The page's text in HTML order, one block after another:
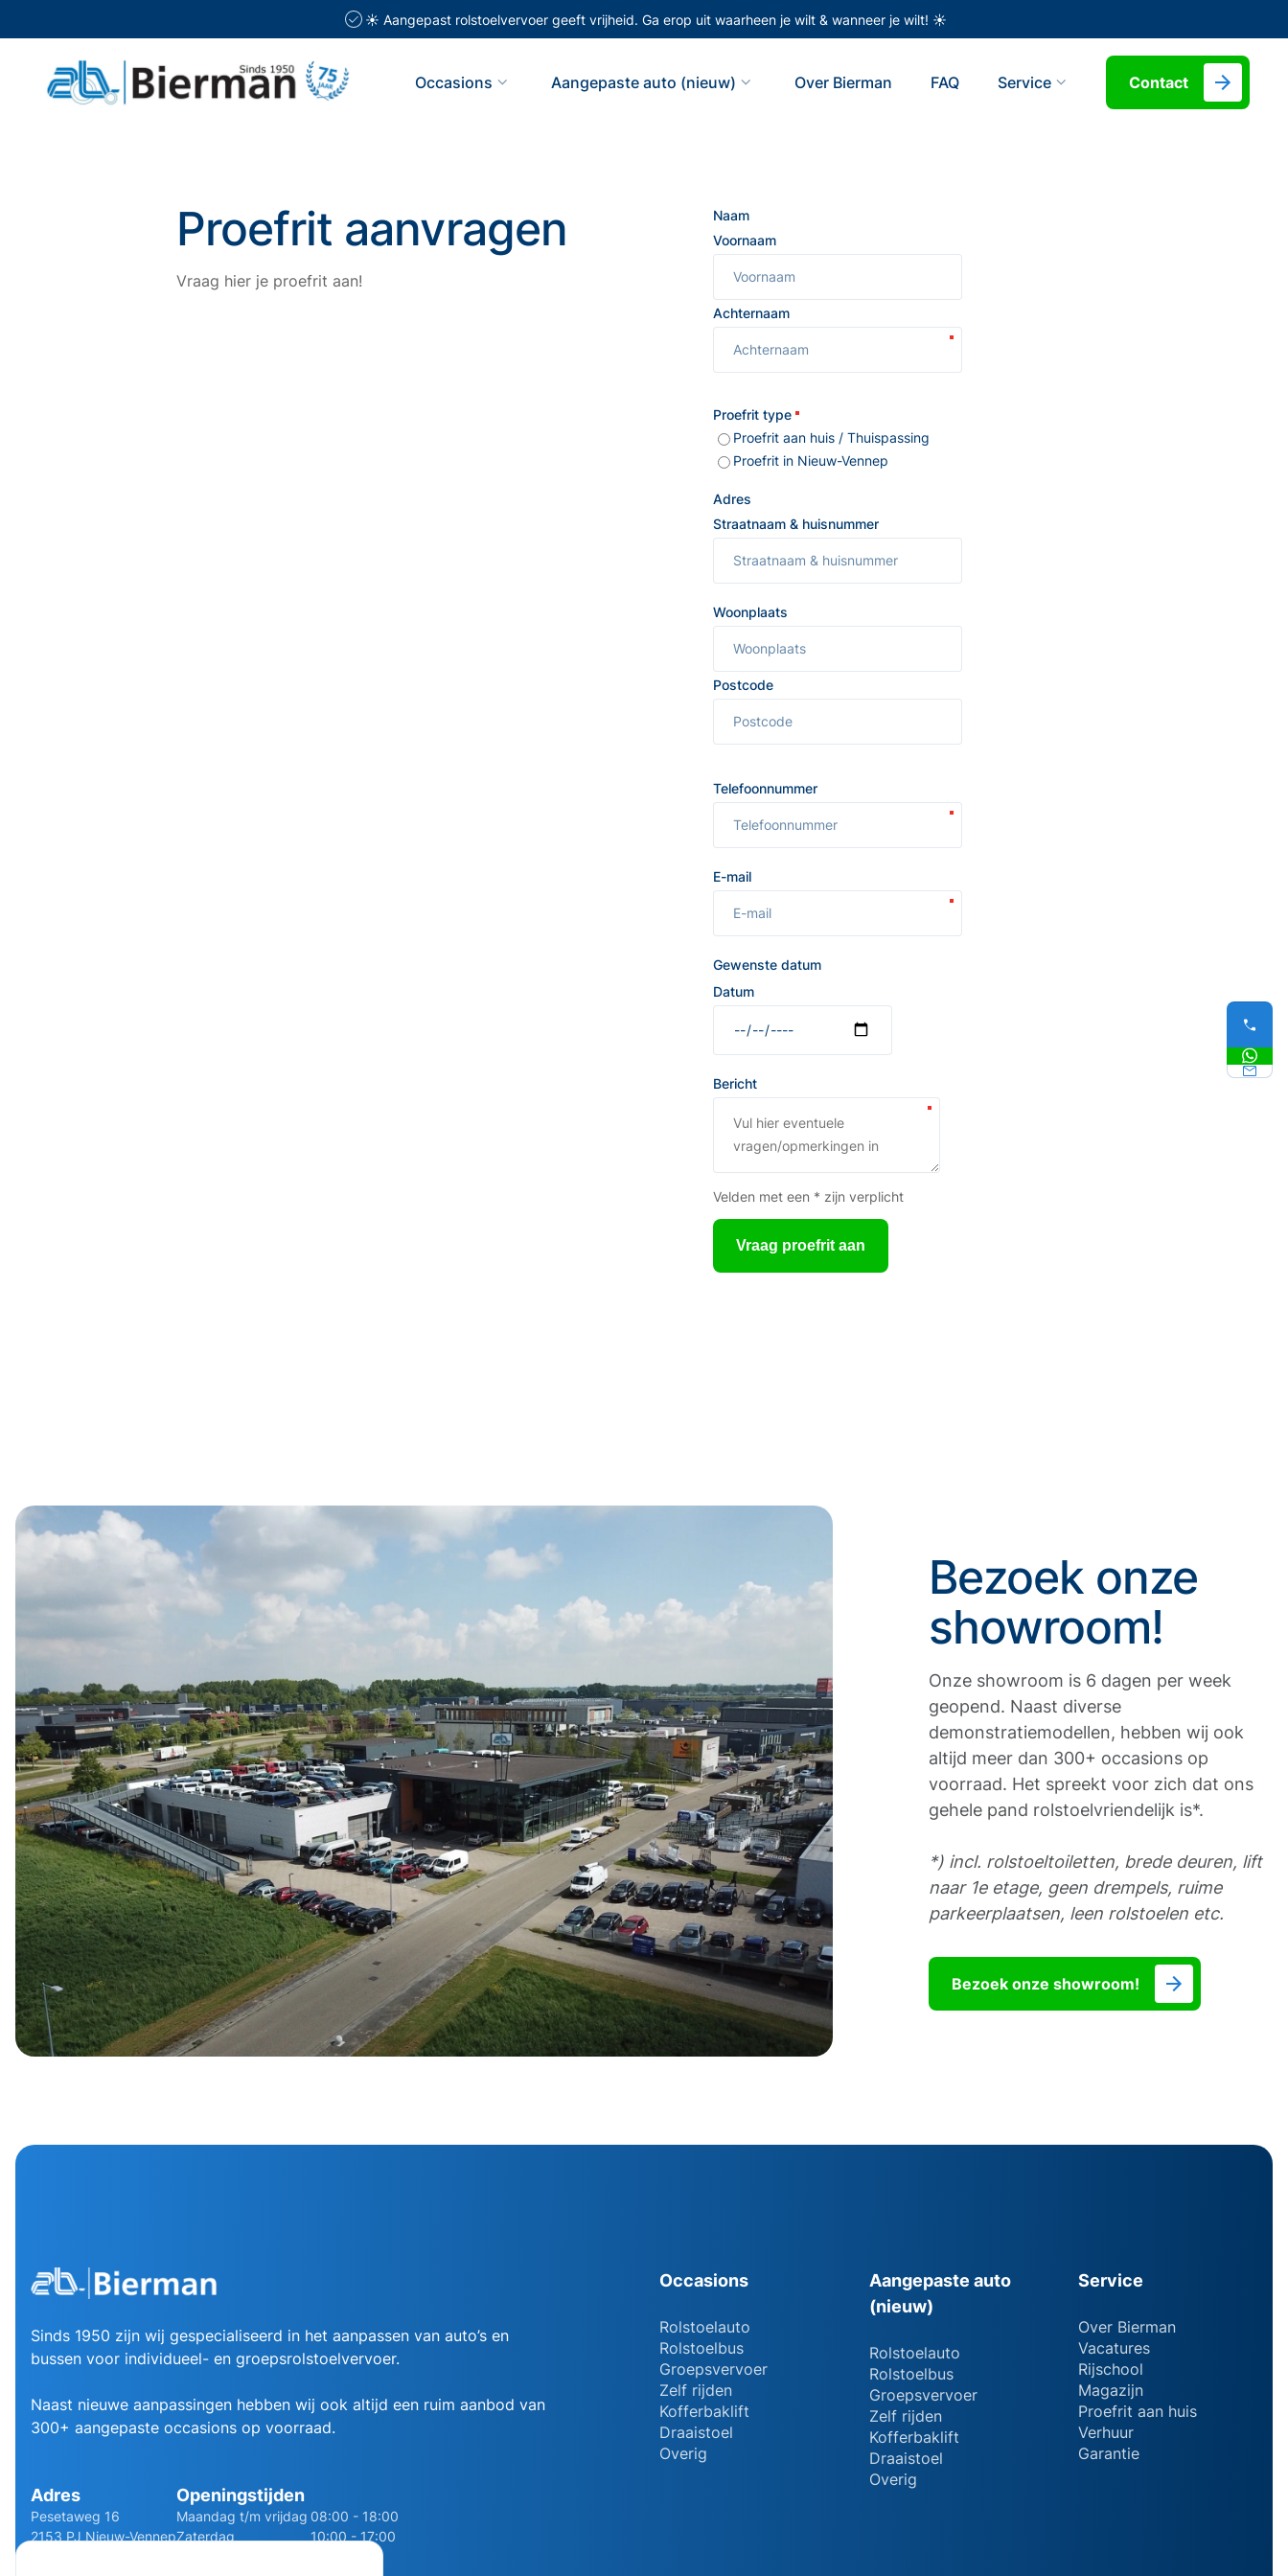
☀️ Aangepast rolstoelvervoer geeft vrijheid. Ga erop uit waarheen je wilt & wanneer je wilt! ☀️
Occasions Aangepaste auto (nieuw) Over Bierman FAQ Service Contact
Proefrit aanvragen
Vraag hier je proefrit aan!
Naam
Voornaam
Achternaam
Proefrit type
Proefrit aan huis / Thuispassing
Proefrit in Nieuw-Vennep
Adres
Straatnaam & huisnummer
Woonplaats
Postcode
Telefoonnummer
E-mail
Gewenste datum
Datum
Bericht
Velden met een * zijn verplicht
Vraag proefrit aan
Bezoek onze
showroom!
Onze showroom is 6 dagen per week
geopend. Naast diverse
demonstratiemodellen, hebben wij ook
altijd meer dan 300+ occasions op
voorraad. Het spreekt voor zich dat ons
gehele pand rolstoelvriendelijk is*.
*) incl. rolstoeltoiletten, brede deuren, lift
naar 1e etage, geen drempels, ruime
parkeerplaatsen, leen rolstoelen etc.
Bezoek onze showroom!
Sinds 1950 zijn wij gespecialiseerd in het aanpassen van auto’s en
bussen voor individueel- en groepsrolstoelvervoer.
Naast nieuwe aanpassingen hebben wij ook altijd een ruim aanbod van
300+ aangepaste occasions op voorraad.
Adres
Pesetaweg 16
2153 PJ Nieuw-Vennep
Openingstijden
Maandag t/m vrijdag 08:00 - 18:00
Zaterdag
10:00 - 17:00
Occasions
Rolstoelauto
Rolstoelbus
Groepsvervoer
Zelf rijden
Kofferbaklift
Draaistoel
Overig
Aangepaste auto
(nieuw)
Rolstoelauto
Rolstoelbus
Groepsvervoer
Zelf rijden
Kofferbaklift
Draaistoel
Overig
Service
Over Bierman
Vacatures
Rijschool
Magazijn
Proefrit aan huis
Verhuur
Garantie